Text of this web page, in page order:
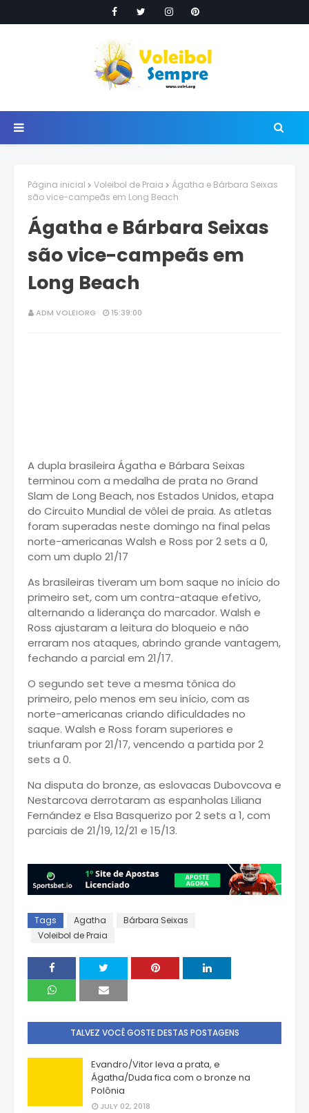
Página inicial Voleibol de Praia
Ágatha e Bárbara Seixas
são vice-campeãs em Long Beach
Ágatha e Bárbara Seixas
são vice-campeãs em
Long Beach
ADM VOLEIORG 15:39:00
A dupla brasileira Ágatha e Bárbara Seixas
terminou com a medalha de prata no Grand
Slam de Long Beach, nos Estados Unidos, etapa
do Circuito Mundial de vôlei de praia. As atletas
foram superadas neste domingo na final pelas
norte-americanas Walsh e Ross por 2 sets a 0,
com um duplo 21/17
As brasileiras tiveram um bom saque no início do
primeiro set, com um contra-ataque efetivo,
alternando a liderança do marcador. Walsh e
Ross ajustaram a leitura do bloqueio e não
erraram nos ataques, abrindo grande vantagem,
fechando a parcial em 21/17.
O segundo set teve a mesma tônica do
primeiro, pelo menos em seu início, com as
norte-americanas criando dificuldades no
saque. Walsh e Ross foram superiores e
triunfaram por 21/17, vencendo a partida por 2
sets a 0.
Na disputa do bronze, as eslovacas Dubovcova e
Nestarcova derrotaram as espanholas Liliana
Fernández e Elsa Basquerizo por 2 sets a 1, com
parciais de 21/19, 12/21 e 15/13.
Tags Agatha
Bárbara Seixas
Voleibol de Praia
TALVEZ VOCÊ GOSTE DESTAS POSTAGENS
Evandro/Vitor leva a prata, e
Ágatha/Duda fica com o bronze na
Polônia
JULY 02, 2018